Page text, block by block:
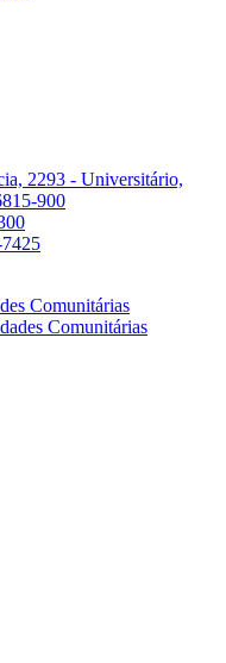
2293 - Universitário,
900